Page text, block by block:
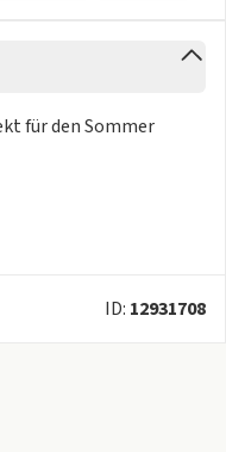
für den Sommer
ID: 12931708